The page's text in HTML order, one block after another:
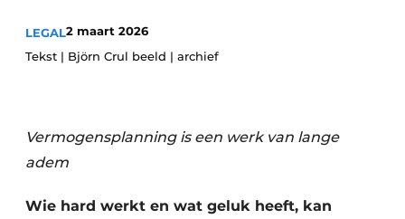
Video’s
LEGAL2 maart 2026
Tekst | Björn Crul beeld | archief
Vermogensplanning is een werk van lange
adem
Wie hard werkt en wat geluk heeft, kan